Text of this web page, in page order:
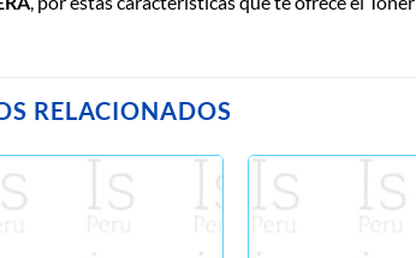
RELACIONADOS